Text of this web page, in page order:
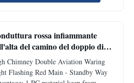
and any other potentially
rossa infiammante
del camino del doppio di
luce fare attenzione -
standby
Chimney Double Aviation Waring
Flashing Red Main - Standby Way